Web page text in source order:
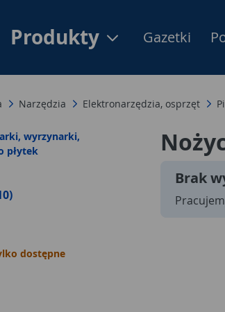
Produkty Gazetki
Narzędzia Elektronarzędzia, osprzęt
wyrzynarki,
płytek
dostępne
Brak